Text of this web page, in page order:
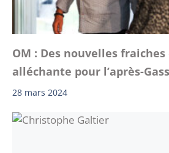
OM : Des nouvelles fraiches
alléchante pour l’après-
28 mars 2024